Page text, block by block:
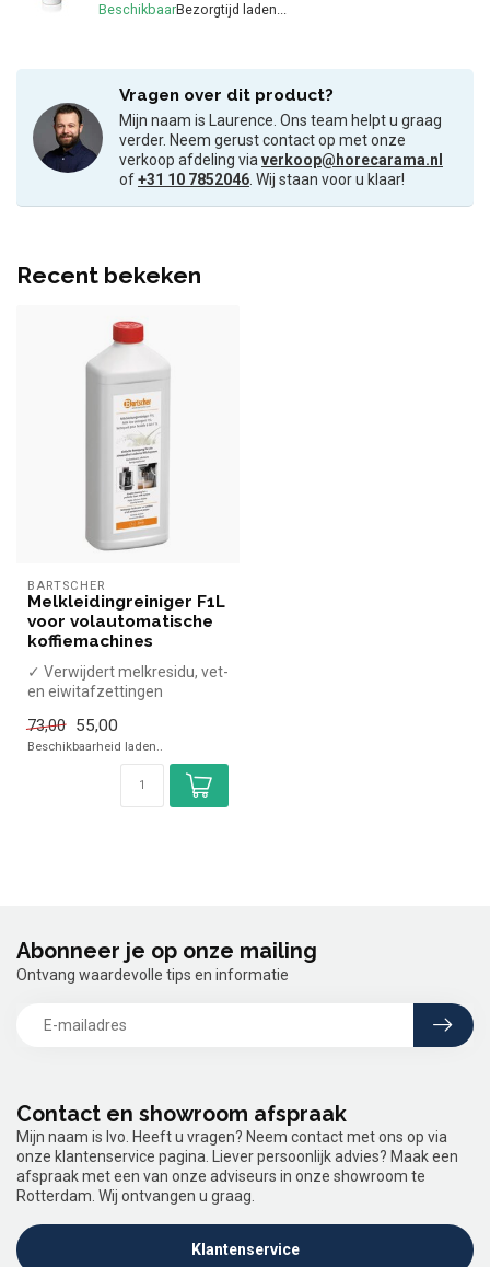
Beschikbaar
Vragen over dit product?
Mijn naam is Laurence. Ons team helpt u graag
verder. Neem gerust contact op met onze
verkoop afdeling viaverkoop@horecarama.nl
of+31 10 7852046. Wij staan voor u klaar!
Recent bekeken
BARTSCHER
Melkleidingreiniger F1L
voor volautomatische
koffiemachines
✓ Verwijdert melkresidu, vet-
en eiwitafzettingen
73,00
55,00
Beschikbaarheid laden..
Contact en showroom afspraak
Mijn naam is Ivo. Heeft u vragen? Neem contact met ons op via
onze klantenservice pagina. Liever persoonlijk advies? Maak een
afspraak met een van onze adviseurs in onze showroom te
Rotterdam. Wij ontvangen u graag.
Klantenservice
Abonneer je op onze mailing
Ontvang waardevolle tips en informatie